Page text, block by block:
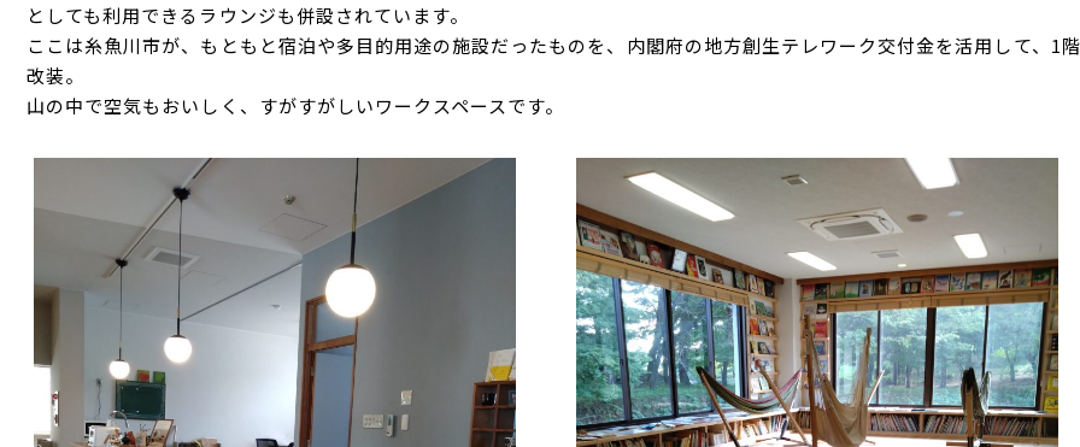
としても利用できるラウンジも併設されています。
ここは糸魚川市が、もともと宿泊や多目的用途の施設だったものを、内閣府の地方創生テレワーク交付金を活用して、1
改装。
山の中で空気もおいしく、すがすがしいワークスペースです。